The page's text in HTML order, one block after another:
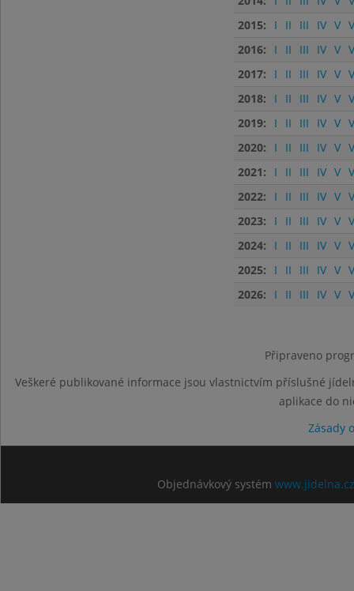
2015:
I II III IV V
2016:
I II III IV V
2017:
I II III IV V
2018:
I II III IV V
2019:
I II III IV V
2020:
I II III IV V
2021:
I II III IV V
2022:
I II III IV V
2023:
I II III IV V
2024:
I II III IV V
2025:
I II III IV V
2026:
I II III IV V
Připraveno
Veškeré publikované informace jsou vlastnictvím příslušné
aplikace do
Zásady
Objednávkový systém www.jidelna.cz